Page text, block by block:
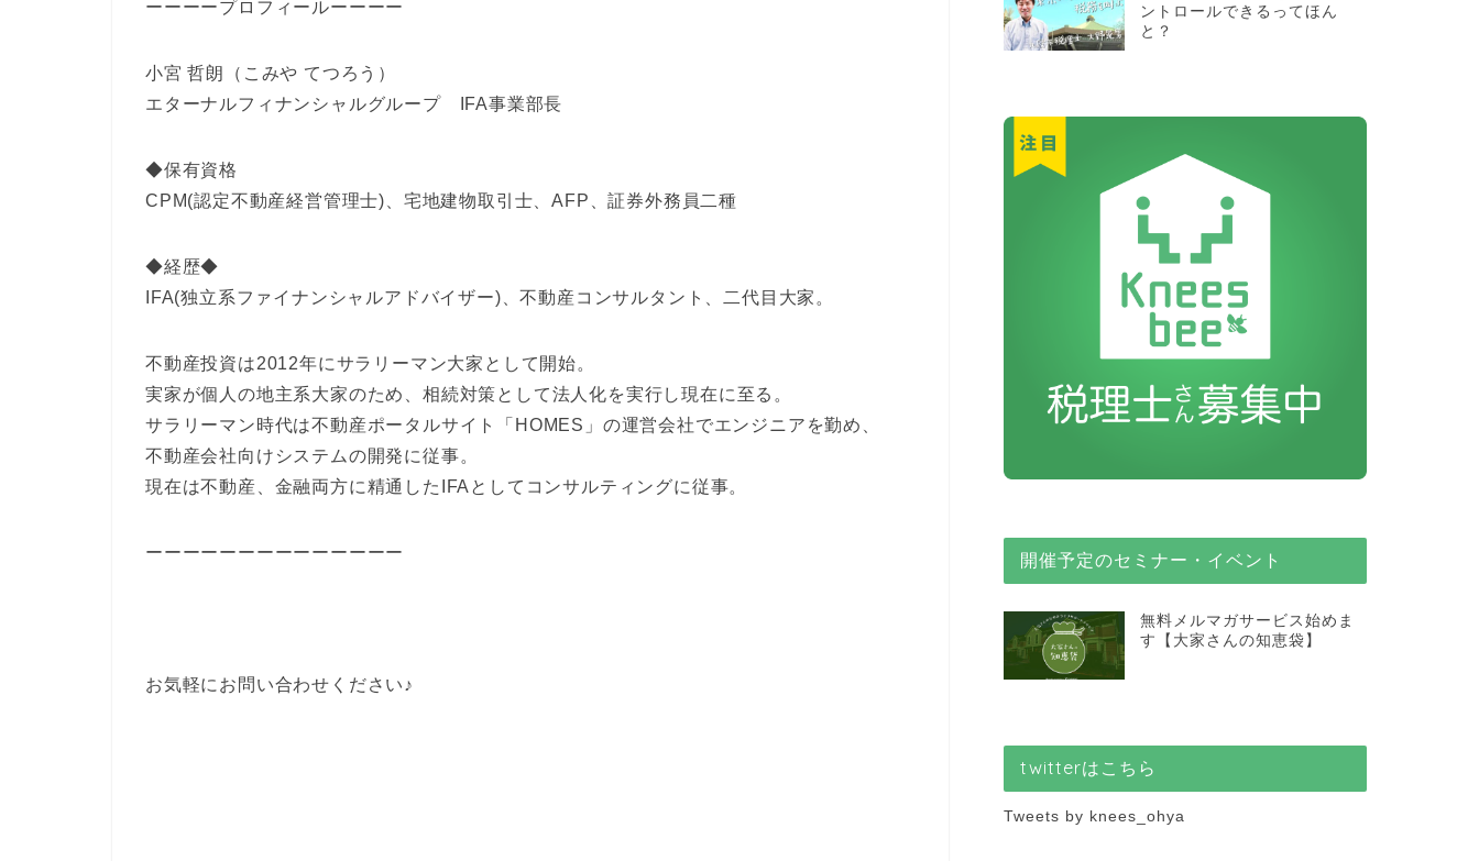
ーーーープロフィールーーーー
小宮 哲朗（こみや てつろう）
エターナルフィナンシャルグループ IFA事業部長
◆保有資格
CPM(認定不動産経営管理士)、宅地建物取引士、AFP、証券外務員二種
◆経歴◆
IFA(独立系ファイナンシャルアドバイザー)、不動産コンサルタント、二代目大家。
不動産投資は2012年にサラリーマン大家として開始。
実家が個人の地主系大家のため、相続対策として法人化を実行し現在に至る。
サラリーマン時代は不動産ポータルサイト「HOMES」の運営会社でエンジニアを勤め、
不動産会社向けシステムの開発に従事。
現在は不動産、金融両方に精通したIFAとしてコンサルティングに従事。
ーーーーーーーーーーーーーー
お気軽にお問い合わせください♪
ントロールできるってほん
と？
開催予定のセミナー・イベント
無料メルマガサービス始めま
す【大家さんの知恵袋】
twitterはこちら
Tweets by knees_ohya